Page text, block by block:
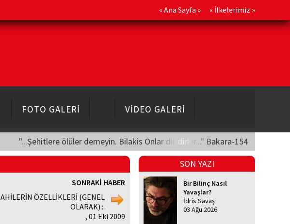
« Ana Sayfa » « İlkelerimiz »
FOTO GALERİ VİDEO GALERİ
"...Şehitlere ölüler demeyin. Bilakis Onlar diridirler..." Bakara-154
SONRAKİ HABER
AHİLERİN ÖZELLİKLERİ (GENEL
OLARAK)::.
, 01 Eki 2009
SON YAZI
Bir Bilinç Nasıl
Yavaşlar?
İdris Savaş
03 Ağu 2026